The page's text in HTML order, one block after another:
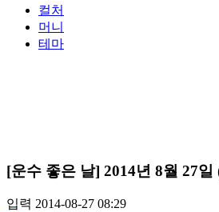
컬처
머니
테마
[운수 좋은 날] 2014년 8월 27일
입력 2014-08-27 08:29